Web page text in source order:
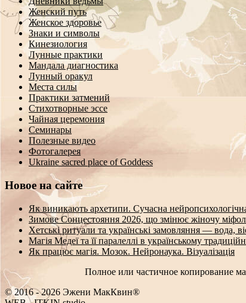
Женский путь
Женское здоровье
Знаки и символы
Кинезиология
Лунные практики
Мандала диагностика
Лунный оракул
Места силы
Практики затмений
Стихотворные эссе
Чайная церемония
Семинары
Полезные видео
Фотогалерея
Ukraine sacred place of Goddess
Новое на сайте
Як виникають архетипи. Сучасна
Зимове Сонцестояння 2026, що змінює жіночу
Хетські ритуали та українські замовляння — вода,
Магія Медеї та її паралеллі в українському
Як працює магія. Мозок. Нейронаука. Візуалізація
Полное или частичное копирование
© 2016 - 2026 Эжени МакКвин®